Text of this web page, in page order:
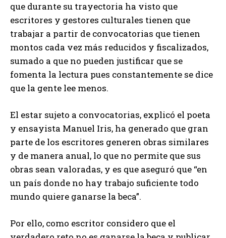
que durante su trayectoria ha visto que
escritores y gestores culturales tienen que
trabajar a partir de convocatorias que tienen
montos cada vez más reducidos y fiscalizados,
sumado a que no pueden justificar que se
fomenta la lectura pues constantemente se dice
que la gente lee menos.
El estar sujeto a convocatorias, explicó el poeta
y ensayista Manuel Iris, ha generado que gran
parte de los escritores generen obras similares
y de manera anual, lo que no permite que sus
obras sean valoradas, y es que aseguró que “en
un país donde no hay trabajo suficiente todo
mundo quiere ganarse la beca”.
Por ello, como escritor considero que el